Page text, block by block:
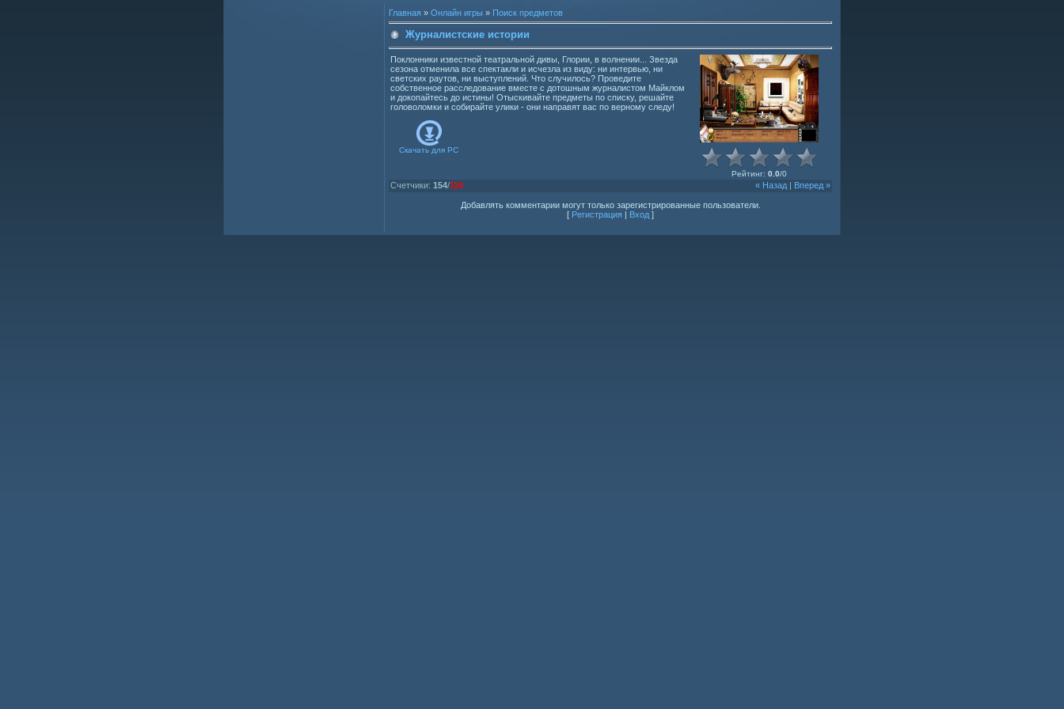
Главная » Онлайн игры » Поиск предметов
Журналистские истории
Поклонники известной театральной дивы, Глории, в волнении... Звезда
сезона отменила все спектакли и исчезла из виду: ни интервью, ни
светских раутов, ни выступлений. Что случилось? Проведите
собственное расследование вместе с дотошным журналистом Майклом
и докопайтесь до истины! Отыскивайте предметы по списку, решайте
головоломки и собирайте улики - они направят вас по верному следу!
Скачать для PC
Рейтинг: 0.0/0
« Назад Вперед »
Счетчики: 154/110
Добавлять комментарии могут только зарегистрированные пользователи.
[ Регистрация Вход ]